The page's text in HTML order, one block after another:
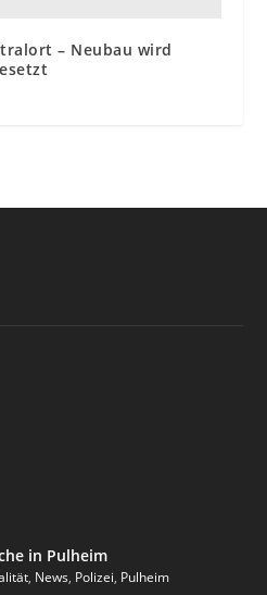
– Neubau wird
in Pulheim
, News, Polizei, Pulheim